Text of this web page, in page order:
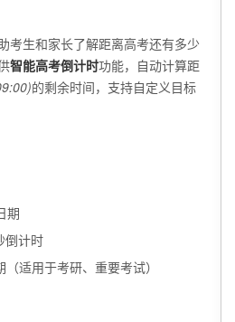
考生和家长了解距离高考还有多少
智能高考倒计时功能，自动计算距
的剩余时间，支持自定义目标
期
倒计时
适用于考研、重要考试）